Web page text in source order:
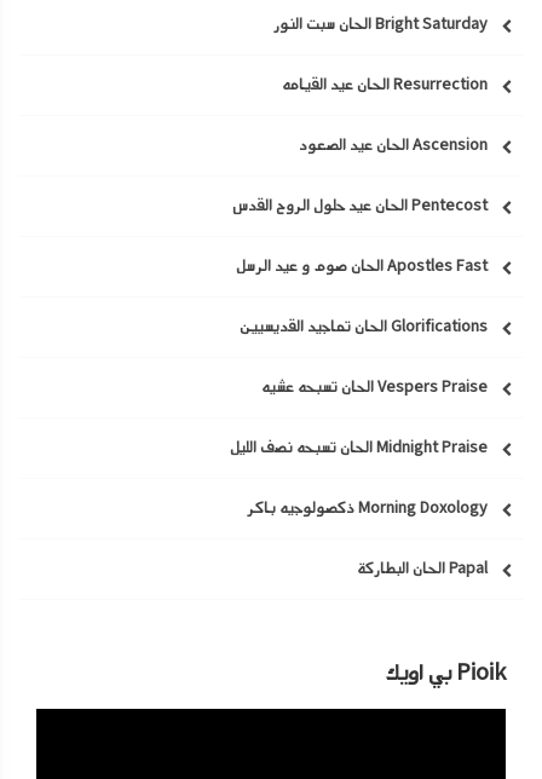
Bright Saturday الحان سبت النور
Resurrection الحان عيد القيامه
Ascension الحان عيد الصعود
Pentecost الحان عيد حلول الروح القدس
Apostles Fast الحان صوم و عيد الرسل
Glorifications الحان تماجيد القديسيين
Vespers Praise الحان تسبحه عشيه
Midnight Praise الحان تسبحه نصف الليل
Morning Doxology ذكصولوجيه باكر
Papal الحان البطاركة
Pioik بي اويك